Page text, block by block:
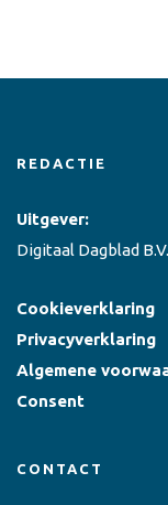
REDACTIE
Uitgever:
Digitaal Dagblad
Cookieverklaring
Privacyverklaring
Algemene
Consent
CONTACT